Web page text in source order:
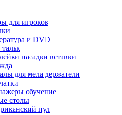
для игроков
и DVD
насадки вставки
для мела держатели
обучение
столы
пул